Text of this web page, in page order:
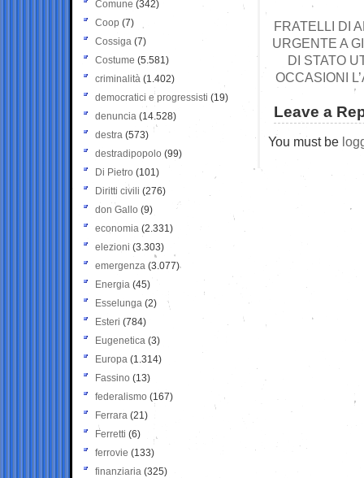
FRATELLI DI
URGENTE A
DI STATO
OCCASIONI
Leave a
You must be
Comune (342)
Coop (7)
Cossiga (7)
Costume (5.581)
criminalità (1.402)
democratici e progressisti (19)
denuncia (14.528)
destra (573)
destradipopolo (99)
Di Pietro (101)
Diritti civili (276)
don Gallo (9)
economia (2.331)
elezioni (3.303)
emergenza (3.077)
Energia (45)
Esselunga (2)
Esteri (784)
Eugenetica (3)
Europa (1.314)
Fassino (13)
federalismo (167)
Ferrara (21)
Ferretti (6)
ferrovie (133)
finanziaria (325)